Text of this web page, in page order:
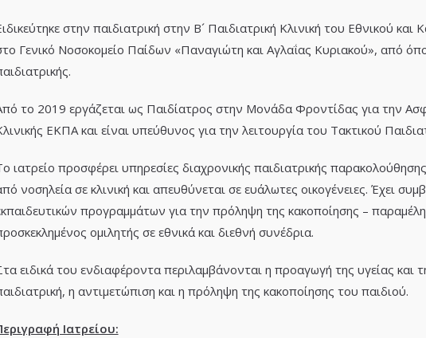
στην παιδιατρική στην Β´ Παιδιατρική Κλινική του Εθνικού
Γενικό Νοσοκομείο Παίδων «Παναγιώτη και Αγλαΐας Κυριακού», από
το 2019 εργάζεται ως Παιδίατρος στην Μονάδα Φροντίδας για την
ΕΚΠΑ και είναι υπεύθυνος για την λειτουργία του Τακτικού
ιατρείο προσφέρει υπηρεσίες διαχρονικής παιδιατρικής
νοσηλεία σε κλινική και απευθύνεται σε ευάλωτες οικογένειες. Έχει
προγραμμάτων για την πρόληψη της κακοποίησης –
ομιλητής σε εθνικά και διεθνή συνέδρια.
ειδικά του ενδιαφέροντα περιλαμβάνονται η προαγωγή της υγείας και
η αντιμετώπιση και η πρόληψη της κακοποίησης του παιδιού.
Ιατρείου: